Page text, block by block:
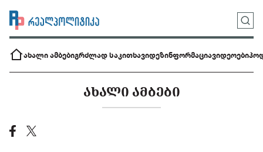
ახალი ამბებიგრძლად საკითხავიდეზინფორმაციავიდეოები
ᲐᲮᲐᲚᲘ ᲐᲛᲑᲔᲑᲘ